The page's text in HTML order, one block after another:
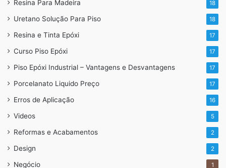
Resina Para Madeira 18
Uretano Solução Para Piso 18
Resina e Tinta Epóxi 17
Curso Piso Epóxi 17
Piso Epóxi Industrial – Vantagens e Desvantagens 17
Porcelanato Liquido Preço 17
Erros de Aplicação 16
Videos 5
Reformas e Acabamentos 2
Design 2
Negócio 1